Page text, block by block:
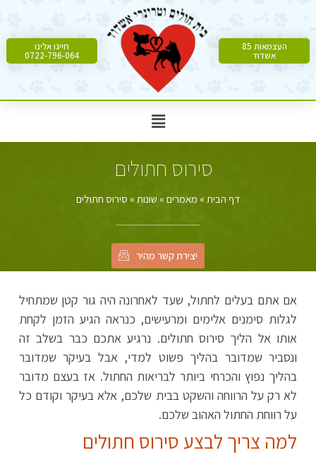
העצמאות 85
אשדוד
חייגו אלינו
0722-796-064
סירוס חתולים
דף הבית » מאמרים » שונות » סירוס חתולים
יצירת קשר מהיר
אם אתם בעלים לחתול, שעד לאחרונה היה גור קטן שמתחיל
לגלות סימנים אלימים ומרעישים, כנראה הגיע הזמן לקחת
אותו אל הליך סירוס חתולים. נרגיע אתכם כבר בשלב זה
ונסביר שמדובר בהליך פשוט למדי, אבל בעיקר שמדובר
בהליך נפוץ והכרחי ביותר לבריאות החתול. אז בעצם מדובר
לא רק על הרווחה והשקט בבית שלכם, אלא בעיקר וקודם כל
על רווחת החתול האהוב שלכם.
למה צריך לבצע סירוס חתולים